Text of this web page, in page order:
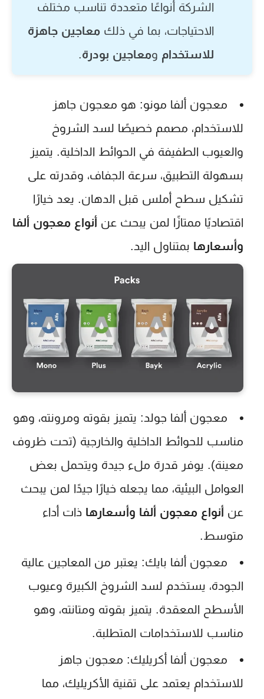
الشركة أنواعًا متعددة تناسب مختلف
الاحتياجات، بما في ذلك معاجين جاهزة
للاستخدام ومعاجين بودرة.
معجون ألفا مونو: هو معجون جاهز
للاستخدام، مصمم خصيصًا لسد الشروخ
والعيوب الطفيفة في الحوائط الداخلية. يتميز
بسهولة التطبيق، سرعة الجفاف، وقدرته على
تشكيل سطح أملس قبل الدهان. يعد خيارًا
اقتصاديًا ممتازًا لمن يبحث عن أنواع معجون ألفا
وأسعارها بمتناول اليد.
معجون ألفا جولد: يتميز بقوته ومرونته، وهو
مناسب للحوائط الداخلية والخارجية (تحت ظروف
معينة). يوفر قدرة ملء جيدة ويتحمل بعض
العوامل البيئية، مما يجعله خيارًا جيدًا لمن يبحث
عن أنواع معجون ألفا وأسعارها ذات أداء
متوسط.
معجون ألفا بايك: يعتبر من المعاجين عالية
الجودة، يستخدم لسد الشروخ الكبيرة وعيوب
الأسطح المعقدة. يتميز بقوته ومتانته، وهو
مناسب للاستخدامات المتطلبة.
معجون ألفا أكريليك: معجون جاهز
للاستخدام يعتمد على تقنية الأكريليك، مما